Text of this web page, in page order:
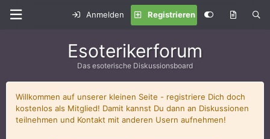
Anmelden Registrieren
Esoterikerforum
Das esoterische Diskussionsboard
Willkommen auf unserer kleinen Seite - registriere Dich doch
kostenlos als Mitglied! Damit kannst Du dann an Diskussionen
teilnehmen und Kontakt mit anderen Usern aufnehmen!